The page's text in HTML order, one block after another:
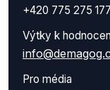
+420 775 275 177
Výtky k
Pro média